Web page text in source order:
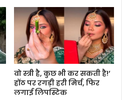
वो स्त्री है, कुछ भी कर सकती है!’
होंठ पर रगड़ी हरी मिर्च, फिर
लगाई लिपस्टिक